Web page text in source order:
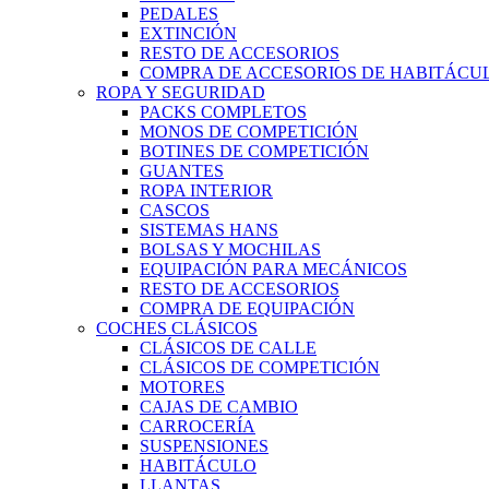
PEDALES
EXTINCIÓN
RESTO DE ACCESORIOS
COMPRA DE ACCESORIOS DE
ROPA Y SEGURIDAD
PACKS COMPLETOS
MONOS DE COMPETICIÓN
BOTINES DE COMPETICIÓN
GUANTES
ROPA INTERIOR
CASCOS
SISTEMAS HANS
BOLSAS Y MOCHILAS
EQUIPACIÓN PARA MECÁNICOS
RESTO DE ACCESORIOS
COMPRA DE EQUIPACIÓN
COCHES CLÁSICOS
CLÁSICOS DE CALLE
CLÁSICOS DE COMPETICIÓN
MOTORES
CAJAS DE CAMBIO
CARROCERÍA
SUSPENSIONES
HABITÁCULO
LLANTAS